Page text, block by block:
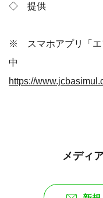
◇ 提供 ： アト
※ スマホアプリ「エ
中
https://
メディ